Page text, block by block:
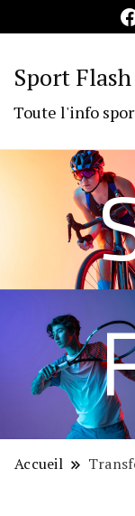
Sport Flash
Toute l'info
Accueil